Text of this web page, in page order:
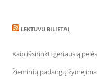
LEKTUVU BILIETAI
Kaip išsirinkti geriausią
Žieminių padangų